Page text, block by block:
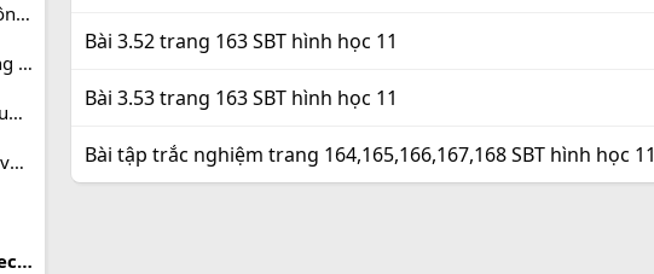
Bài 1: Vectơ trong không gian
Bài 2: Hai đường thẳng vuông góc
Bài 3: Đường thẳng vuông góc với mặt phẳng
Bài 4: Hai mặt phẳng vuông góc
Ôn tập chương 3: Vectơ trong không gian. Quan hệ vuông góc trong không gian
Bài 3.52 trang 163 SBT hình học 11
Bài 3.53 trang 163 SBT hình học 11
Bài tập trắc nghiệm trang 164,165,166,167,168 SBT hình học 11